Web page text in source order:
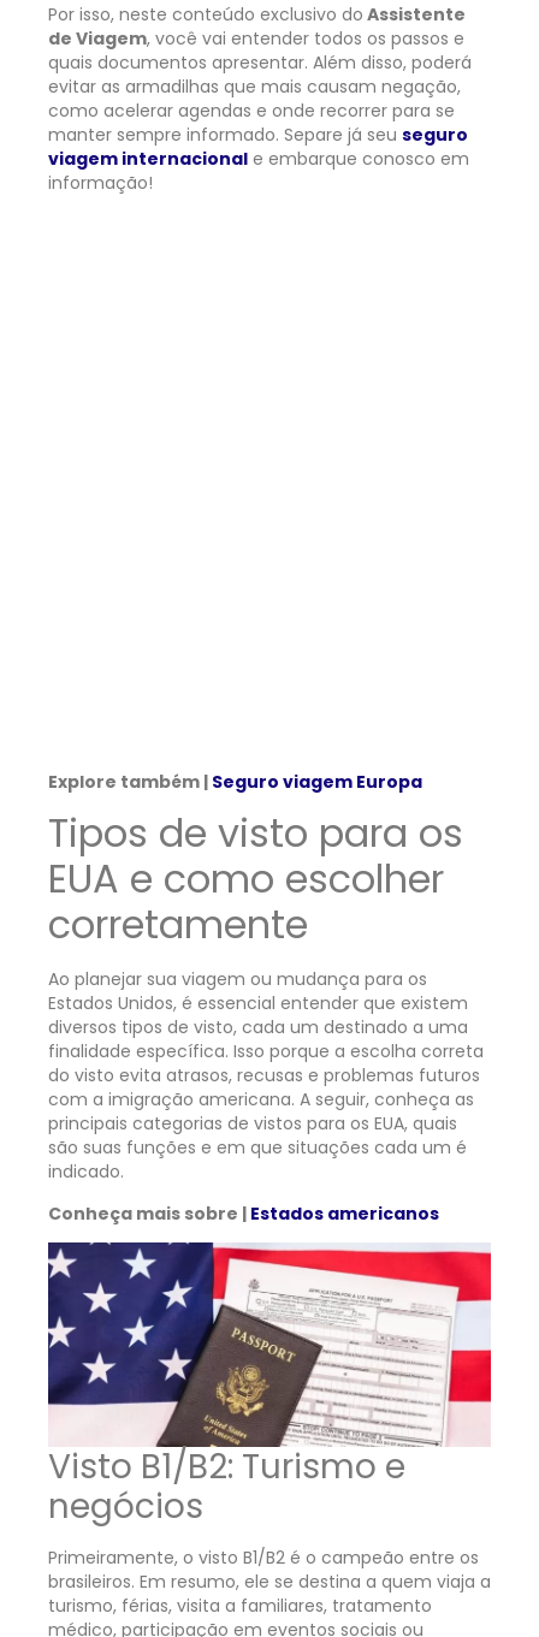
Por isso, neste conteúdo exclusivo do Assistente
de Viagem, você vai entender todos os passos e
quais documentos apresentar. Além disso, poderá
evitar as armadilhas que mais causam negação,
como acelerar agendas e onde recorrer para se
manter sempre informado. Separe já seu seguro
viagem internacional e embarque conosco em
informação!
Explore também | Seguro viagem Europa
Tipos de visto para os
EUA e como escolher
corretamente
Ao planejar sua viagem ou mudança para os
Estados Unidos, é essencial entender que existem
diversos tipos de visto, cada um destinado a uma
finalidade específica. Isso porque a escolha correta
do visto evita atrasos, recusas e problemas futuros
com a imigração americana. A seguir, conheça as
principais categorias de vistos para os EUA, quais
são suas funções e em que situações cada um é
indicado.
Conheça mais sobre | Estados americanos
Visto B1/B2: Turismo e
negócios
Primeiramente, o visto B1/B2 é o campeão entre os
brasileiros. Em resumo, ele se destina a quem viaja a
turismo, férias, visita a familiares, tratamento
médico, participação em eventos sociais ou